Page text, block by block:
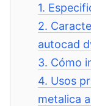
1.
2.
autocad
3. Cómo
4. Usos
metalica